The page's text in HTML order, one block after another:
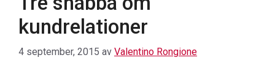
kundrelationer
4 september, 2015 av Valentino Rongione